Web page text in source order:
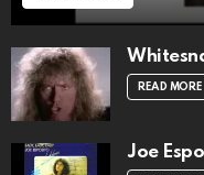
READ MORE
Joe